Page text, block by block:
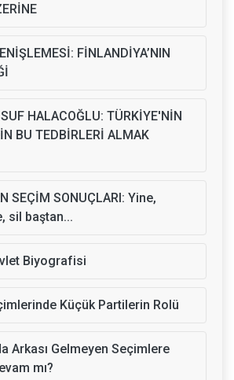
FİNLANDİYA’NIN
HALACOĞLU: TÜRKİYE'NİN
BU TEDBİRLERİ ALMAK
SEÇİM SONUÇLARI: Yine,
sil baştan...
Biyografisi
Küçük Partilerin Rolü
Arkası Gelmeyen Seçimlere
mı?